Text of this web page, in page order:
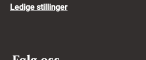
Ledige stillinger